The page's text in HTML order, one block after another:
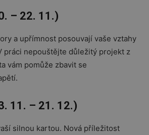
– 22. 11.)
a upřímnost posouvají vaše vztahy
práci nepouštějte důležitý projekt z
vám pomůže zbavit se
11. – 21. 12.)
silnou kartou. Nová příležitost